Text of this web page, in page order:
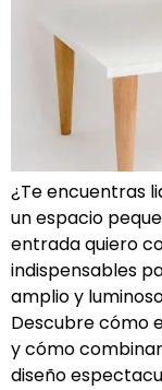
¿Te encuentras
un espacio
entrada quiero
indispensables
amplio y
Descubre cómo
y cómo
diseño